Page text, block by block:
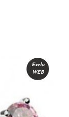
Exclu
WEB